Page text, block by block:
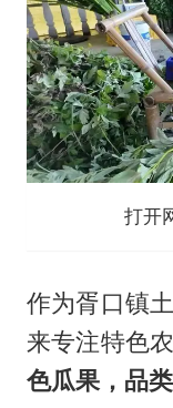
打开
作为胥口镇
来专注特色
色瓜果，品